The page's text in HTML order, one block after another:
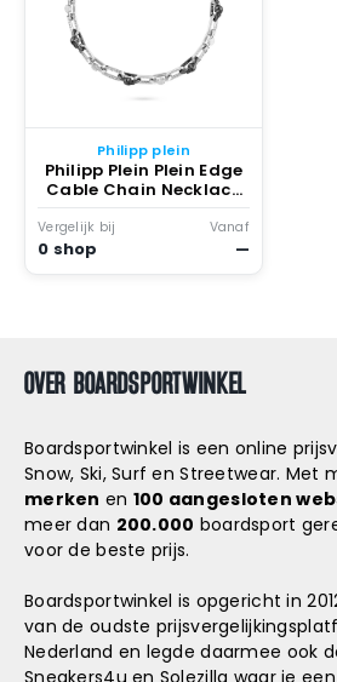
Philipp plein
Philipp Plein Plein Edge
Cable Chain Necklace
Two Tone
Vergelijk bij
0 shop
Vanaf
—
OVER BOARDSPORTWINKEL
Boardsportwinkel is een online
Snow, Ski, Surf en Streetwear. Met
merken en 100 aangesloten
meer dan 200.000 boardsport
voor de beste prijs.
Boardsportwinkel is opgericht in
van de oudste
Nederland en legde daarmee ook